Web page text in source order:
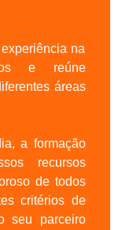
na
e reúne
áreas
a formação
recursos
de todos
critérios de
seu parceiro